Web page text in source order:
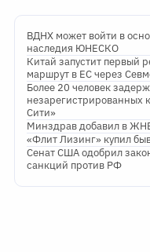
ВДНХ может войти в
наследия ЮНЕСКО
Китай запустит первый
маршрут в ЕС через
Более 20 человек
незарегистрированных
Сити»
Минздрав добавил в
«Флит Лизинг» купил
Сенат США одобрил
санкций против РФ